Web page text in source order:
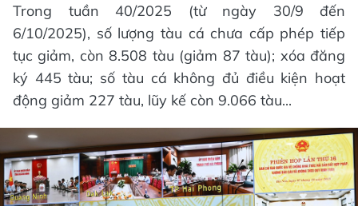
Trong tuần 40/2025 (từ ngày 30/9 đến
6/10/2025), số lượng tàu cá chưa cấp phép tiếp
tục giảm, còn 8.508 tàu (giảm 87 tàu); xóa đăng
ký 445 tàu; số tàu cá không đủ điều kiện hoạt
động giảm 227 tàu, lũy kế còn 9.066 tàu...